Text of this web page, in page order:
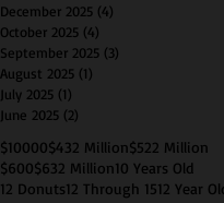
December 2025 (4)
October 2025 (4)
September 2025 (3)
August 2025 (1)
July 2025 (1)
June 2025 (2)
$10000$432 Million$522 Million
$600$632 Million10 Years Old
12 Donuts12 Through 1512 Year